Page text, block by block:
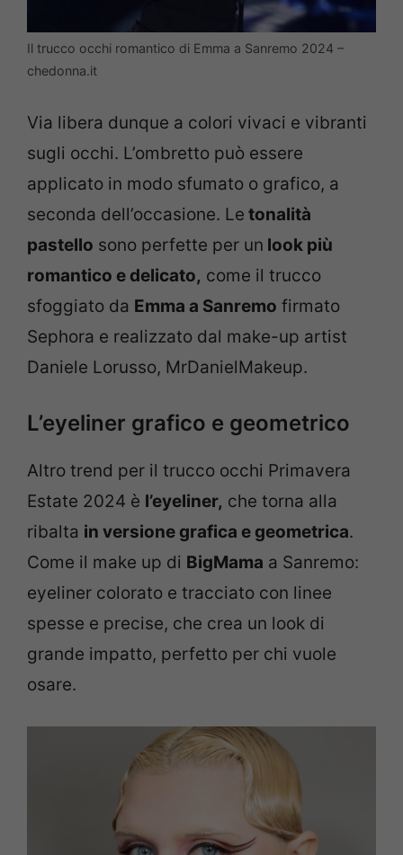
Il trucco occhi romantico di Emma a Sanremo 2024 –
chedonna.it
Via libera dunque a colori vivaci e vibranti
sugli occhi. L’ombretto può essere
applicato in modo sfumato o grafico, a
seconda dell’occasione. Le tonalità
pastello sono perfette per un look più
romantico e delicato, come il trucco
sfoggiato da Emma a Sanremo firmato
Sephora e realizzato dal make-up artist
Daniele Lorusso, MrDanielMakeup.
L’eyeliner grafico e geometrico
Altro trend per il trucco occhi Primavera
Estate 2024 è l’eyeliner, che torna alla
ribalta in versione grafica e geometrica.
Come il make up di BigMama a Sanremo:
eyeliner colorato e tracciato con linee
spesse e precise, che crea un look di
grande impatto, perfetto per chi vuole
osare.